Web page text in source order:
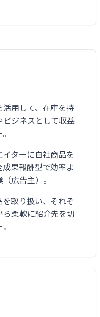
活用して、在庫を持
ビジネスとして収益
ターに自社商品を
果報酬型で効率よ
広告主）。
取り扱い、それぞ
柔軟に紹介先を切